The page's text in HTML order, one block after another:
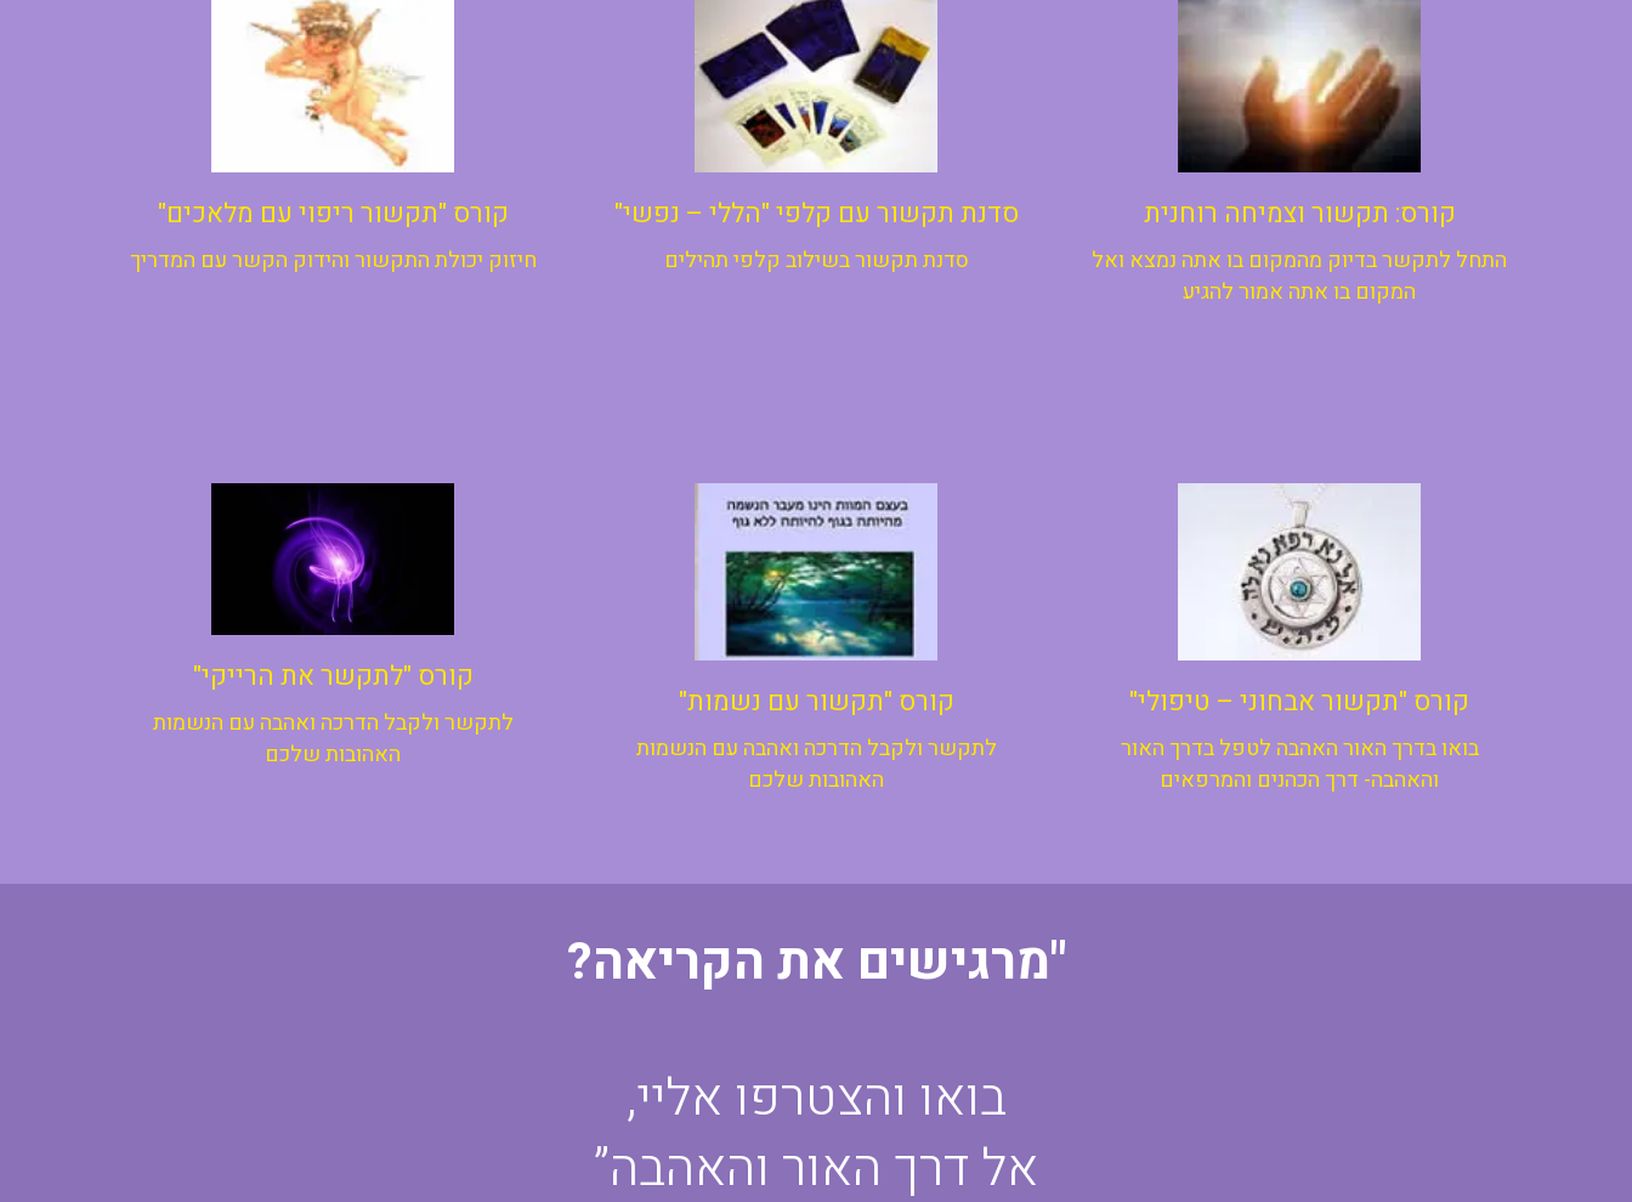
קורס: תקשור וצמיחה רוחנית
התחל לתקשר בדיוק מהמקום בו אתה נמצא ואל
המקום בו אתה אמור להגיע
סדנת תקשור עם קלפי "הללי – נפשי"
סדנת תקשור בשילוב קלפי תהילים
קורס "תקשור ריפוי עם מלאכים"
חיזוק יכולת התקשור והידוק הקשר עם המדריך
קורס "תקשור אבחוני – טיפולי"
בואו בדרך האור האהבה לטפל בדרך האור
והאהבה- דרך הכהנים והמרפאים
קורס "תקשור עם נשמות"
לתקשר ולקבל הדרכה ואהבה עם הנשמות
האהובות שלכם
קורס "לתקשר את הרייקי"
לתקשר ולקבל הדרכה ואהבה עם הנשמות
האהובות שלכם
"מרגישים את הקריאה?
בואו והצטרפו אליי,
אל דרך האור והאהבה”